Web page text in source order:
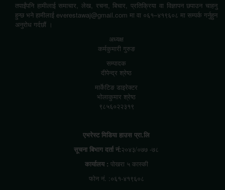
तपाईंपनि हामीलाई समाचार, लेख, रचना, बिचार, प्रतिक्रिया वा विज्ञापन छपाउन चाहनु
हुन्छ भने हामीलाई everestawaj@gmail.com मा वा ०६१–४१९६०८ मा सम्पर्क गर्नुहुन
अनुरोध गर्दछौं ।
अध्यक्ष
कर्मकुमारी गुरुङ
सम्पादक
दीपेन्द्र श्रेष्ठ
मार्केटिङ डाइरेक्टर
भोलाकुमार श्रेष्ठ
९८५६०२२३१९
एभरेस्ट मिडिया हाउस प्रा.लि
सूचना बिभाग दर्ता नं:२०४३/०७७ -७८
कार्यालय : पोखरा ५ कास्की
फोन नं. :०६१-४१९६०८